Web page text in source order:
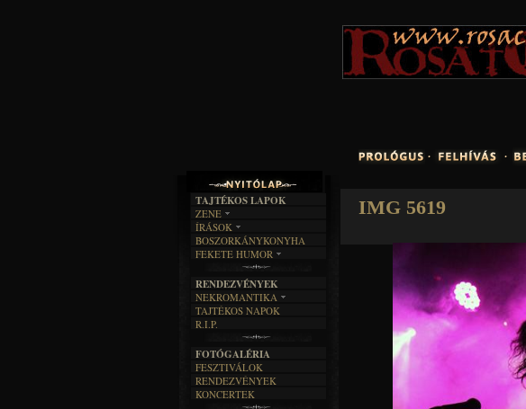
IMG 5619
TAJTÉKOS LAPOK
ZENE
EGYÜTTESEK
INTERJÚK
FORDÍTÁSOK
DALSZÖVEGEK
ÍRÁSOK
IRODALOM
FILM
MŰVÉSZET
ÍRÁSTÖRTÉNET
BOSZORKÁNYKONYHA
FEKETE HUMOR
SZÖVEGES
RENDEZVÉNYEK
NEKROMANTIKA
AKTUÁLIS
A MÚLT
TAJTÉKOS NAPOK
R.I.P.
FOTÓGALÉRIA
FESZTIVÁLOK
RENDEZVÉNYEK
KONCERTEK